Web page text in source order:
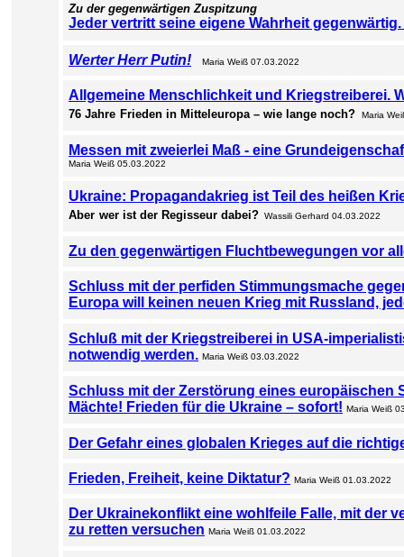
Zu der gegenwärtigen Zuspitzung
Jeder vertritt seine eigene Wahrheit
Werter Herr Putin! Maria Weiß 07.03.2022
Allgemeine Menschlichkeit und Kriegstreiberei.
76 Jahre Frieden in Mitteleuropa – wie lange noch? Maria
Messen mit zweierlei Maß - eine
Maria Weiß 05.03.2022
Ukraine: Propagandakrieg ist Teil des heißen
Aber wer ist der Regisseur dabei? Wassili Gerhard 04.03.2022
Zu den gegenwärtigen Fluchtbewegungen vor
Schluss mit der perfiden Stimmungsmache
Europa will keinen neuen Krieg mit Russland,
Schluß mit der Kriegstreiberei in USA-
notwendig werden. Maria Weiß 03.03.2022
Schluss mit der Zerstörung eines europäischen
Mächte! Frieden für die Ukraine – sofort! Maria Weiß
Der Gefahr eines globalen Krieges auf die
Frieden, Freiheit, keine Diktatur? Maria Weiß 01.03.2022
Der Ukrainekonflikt eine wohlfeile Falle, mit der
zu retten versuchen Maria Weiß 01.03.2022